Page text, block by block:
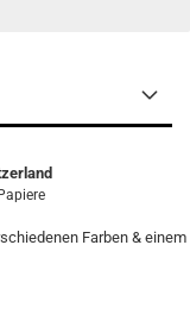
Farben &